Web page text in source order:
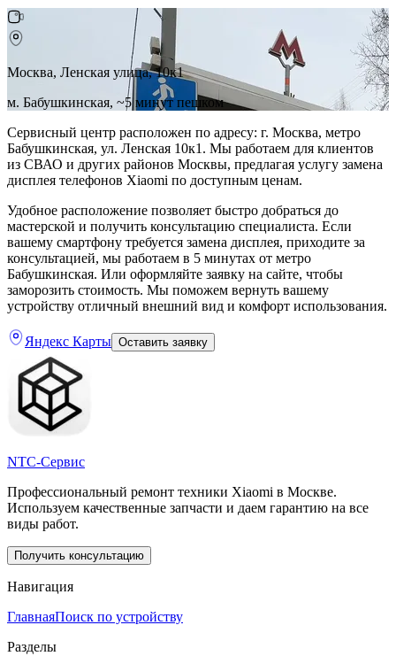
Москва, Ленская улица, 10к1
м. Бабушкинская, ~5 минут пешком
Сервисный центр расположен по адресу: г. Москва, метро
Бабушкинская, ул. Ленская 10к1. Мы работаем для клиентов
из СВАО и других районов Москвы, предлагая услугу замена
дисплея телефонов Xiaomi по доступным ценам.
Удобное расположение позволяет быстро добраться до
мастерской и получить консультацию специалиста. Если
вашему смартфону требуется замена дисплея, приходите за
консультацией, мы работаем в 5 минутах от метро
Бабушкинская. Или оформляйте заявку на сайте, чтобы
заморозить стоимость. Мы поможем вернуть вашему
устройству отличный внешний вид и комфорт использования.
Яндекс Карты Оставить заявку
NTC-Сервис
Профессиональный ремонт техники Xiaomi в Москве.
Используем качественные запчасти и даем гарантию на все
виды работ.
Получить консультацию
Навигация
ГлавнаяПоиск по устройству
Разделы